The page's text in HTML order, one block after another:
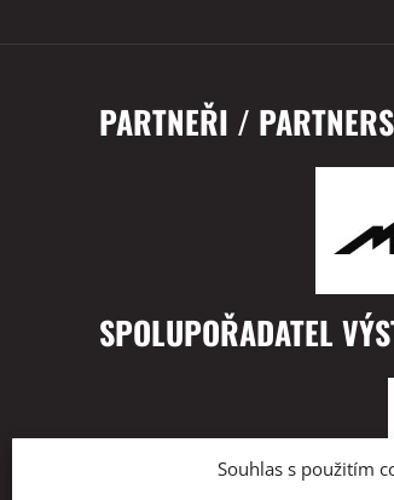
Souhlas s použitím
PARTNEŘI / PARTNERS
SPOLUPOŘADATEL